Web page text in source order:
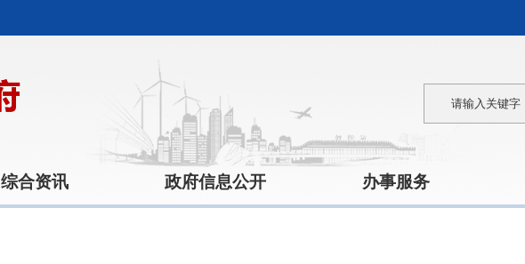
综合资讯 政府信息公开 办事服务